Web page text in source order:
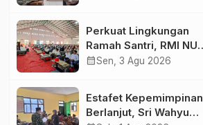
Kepemimpinan
Nahdliyah
Perkuat Lingkungan
Ramah Santri, RMI NU
Gelar ‘Sambang
calendar_monthSen, 3 Agu 2026
Estafet Kepemimpinan
Berlanjut, Sri Wahyu